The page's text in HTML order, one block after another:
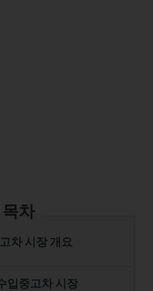
목차
차 시장 개요
입중고차 시장